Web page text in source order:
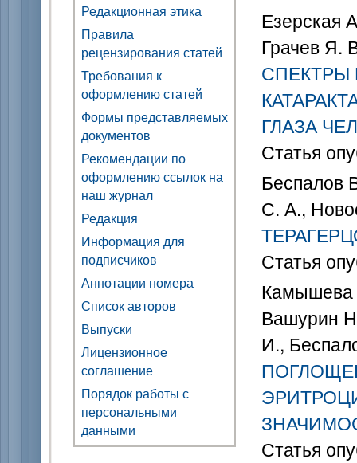
Редакционная этика
Правила
рецензирования статей
Требования к
оформлению статей
Формы представляемых
документов
Рекомендации по
оформлению ссылок на
наш журнал
Редакция
Информация для
подписчиков
Аннотации номера
Список авторов
Выпуски
Лицензионное
соглашение
Порядок работы с
персональными
данными
Езерская
Грачев Я.
ГЛАЗА
Статья
Беспалов
С. А.,
Статья
Камышева
Вашурин
И.,
Статья